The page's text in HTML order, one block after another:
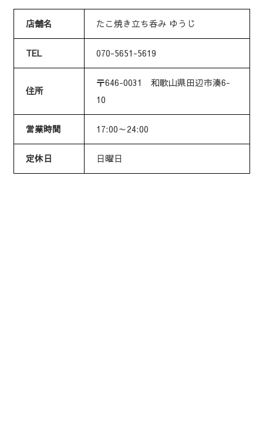
店舗名 たこ焼き立ち呑み ゆうじ
TEL 070-5651-5619
住所
〒646-0031 和歌山県田辺市湊6-
10
営業時間 17:00～24:00
定休日 日曜日